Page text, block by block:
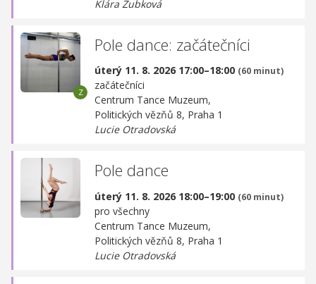
Klára Zubková
Pole dance: začátečníci
úterý 11. 8. 2026 17:00–18:00 (60 minut)
začátečníci
Centrum Tance Muzeum,
Politických vězňů 8, Praha 1
Lucie Otradovská
Pole dance
úterý 11. 8. 2026 18:00–19:00 (60 minut)
pro všechny
Centrum Tance Muzeum,
Politických vězňů 8, Praha 1
Lucie Otradovská